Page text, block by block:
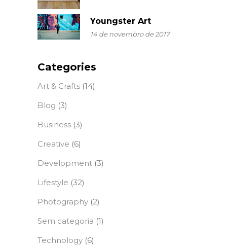
Youngster Art
14 de novembro de 2017
Categories
Art & Crafts (14)
Blog (3)
Business (3)
Creative (6)
Development (3)
Lifestyle (32)
Photography (2)
Sem categoria (1)
Technology (6)